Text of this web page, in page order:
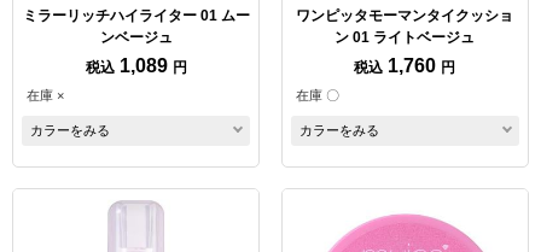
ミラーリッチハイライター 01 ムー
ンベージュ
税込 1,089 円
在庫 ×
カラーをみる
ワンピッタモーマンタイクッショ
ン 01 ライトベージュ
税込 1,760 円
在庫 〇
カラーをみる